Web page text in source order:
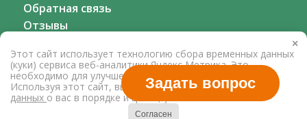
Обратная связь
Отзывы
×
Этот сайт использует технологию сбора временных данных
(куки) сервиса веб-аналитики Яндекс Метрика. Это
необходимо для улучшения работы нашего сайта.
Используя этот сайт, вы соглашаетесь наобработку
данных о вас в порядке и целях, указанных выше.
Согласен
Задать вопрос